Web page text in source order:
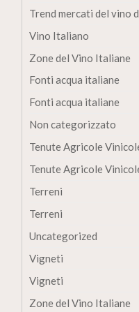
Trend mercati del vino
Vino Italiano
Zone del Vino Italiane
Fonti acqua italiane
Fonti acqua italiane
Non categorizzato
Tenute Agricole
Tenute Agricole
Terreni
Terreni
Uncategorized
Vigneti
Vigneti
Zone del Vino Italiane